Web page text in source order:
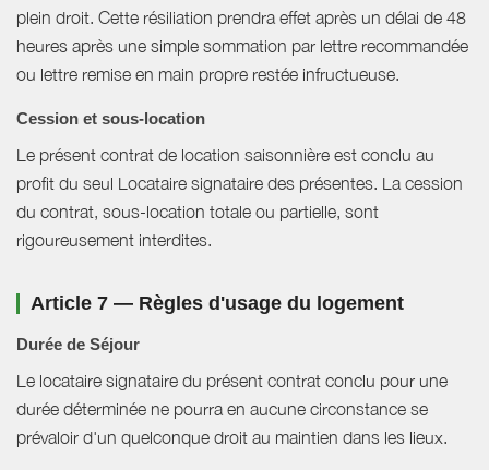
plein droit. Cette résiliation prendra effet après un délai de 48
heures après une simple sommation par lettre recommandée
ou lettre remise en main propre restée infructueuse.
Cession et sous-location
Le présent contrat de location saisonnière est conclu au
profit du seul Locataire signataire des présentes. La cession
du contrat, sous-location totale ou partielle, sont
rigoureusement interdites.
Article 7 — Règles d'usage du logement
Durée de Séjour
Le locataire signataire du présent contrat conclu pour une
durée déterminée ne pourra en aucune circonstance se
prévaloir d'un quelconque droit au maintien dans les lieux.